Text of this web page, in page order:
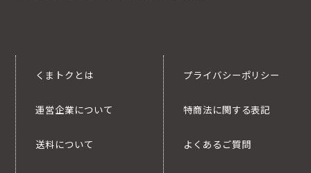
くまトクとは
運営企業について
送料について
プライバシーポリシー
特商法に関する表記
よくあるご質問